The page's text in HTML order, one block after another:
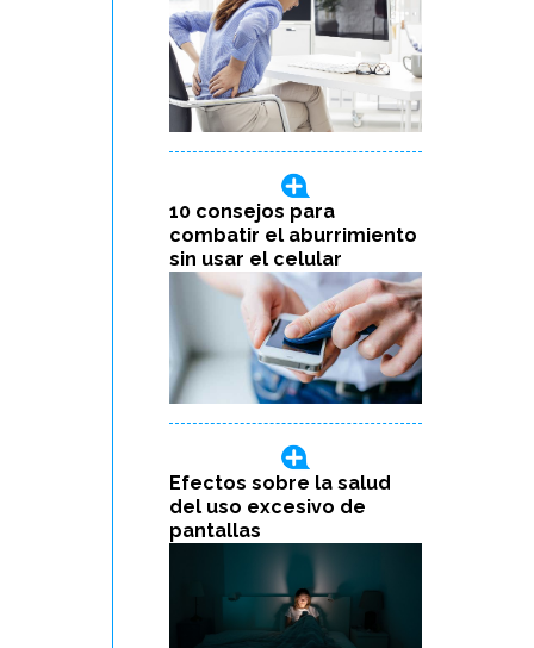
10 consejos para
combatir el aburrimiento
sin usar el celular
Efectos sobre la salud
del uso excesivo de
pantallas